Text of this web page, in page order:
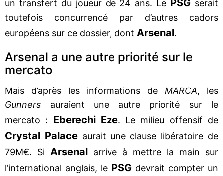
un transfert du joueur de 24 ans. Le PSG serait
toutefois concurrencé par d’autres cadors
européens sur ce dossier, dont Arsenal.
Arsenal a une autre priorité sur le
mercato
Mais d’après les informations de MARCA, les
Gunners auraient une autre priorité sur le
mercato : Eberechi Eze. Le milieu offensif de
Crystal Palaceaurait une clause libératoire de
79M€. Si Arsenal arrive à mettre la main sur
l’international anglais, le PSGdevrait compter un